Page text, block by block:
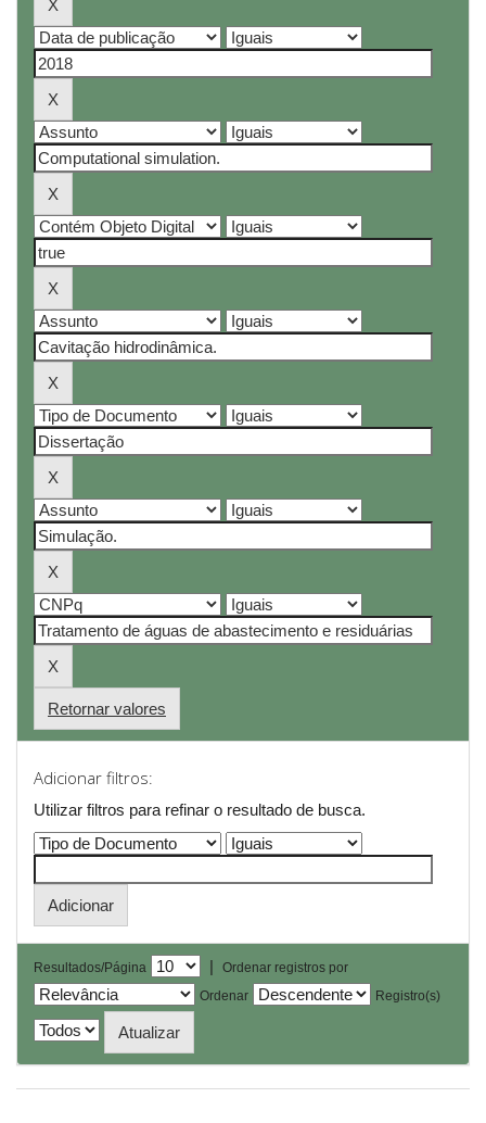
Retornar valores
Adicionar filtros:
Utilizar filtros para refinar o resultado de busca.
Resultados/Página |
Ordenar registros por
Ordenar
Registro(s)